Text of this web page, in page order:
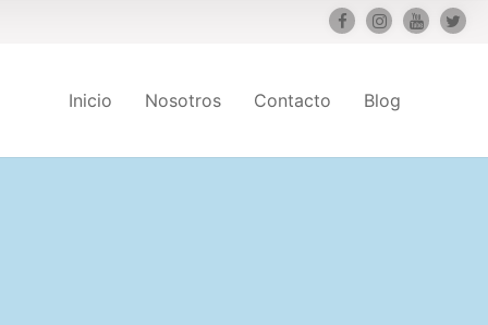
Inicio Nosotros Contacto Blog